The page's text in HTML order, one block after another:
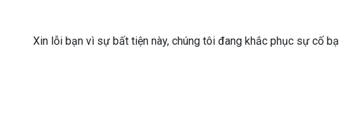
Xin lỗi bạn vì sự bất tiện này, chúng tôi đang khắc phục sự cố